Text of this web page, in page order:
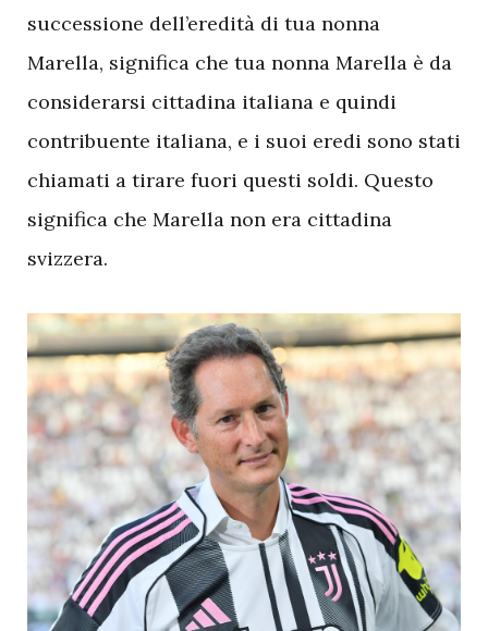
successione dell’eredità di tua nonna
Marella, significa che tua nonna Marella è da
considerarsi cittadina italiana e quindi
contribuente italiana, e i suoi eredi sono stati
chiamati a tirare fuori questi soldi. Questo
significa che Marella non era cittadina
svizzera.